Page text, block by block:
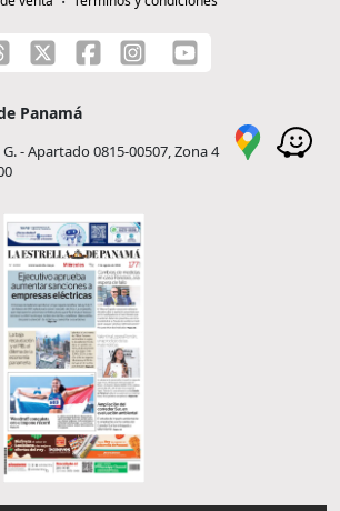
Panamá
- Apartado 0815-00507, Zona 4